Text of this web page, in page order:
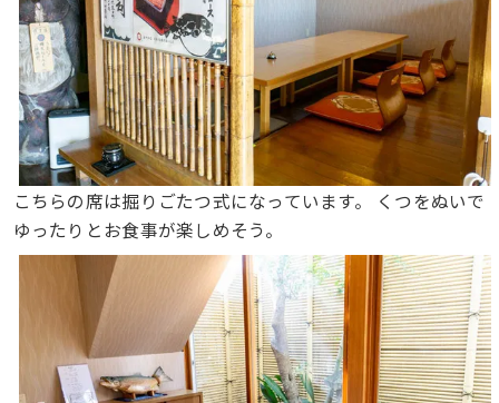
こちらの席は掘りごたつ式になっています。 くつをぬいで
ゆったりとお食事が楽しめそう。